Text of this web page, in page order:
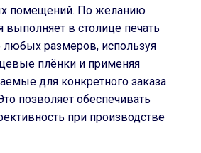
помещений. По желанию
выполняет в столице печать
любых размеров, используя
плёнки и применяя
для конкретного заказа
позволяет обеспечивать
при производстве